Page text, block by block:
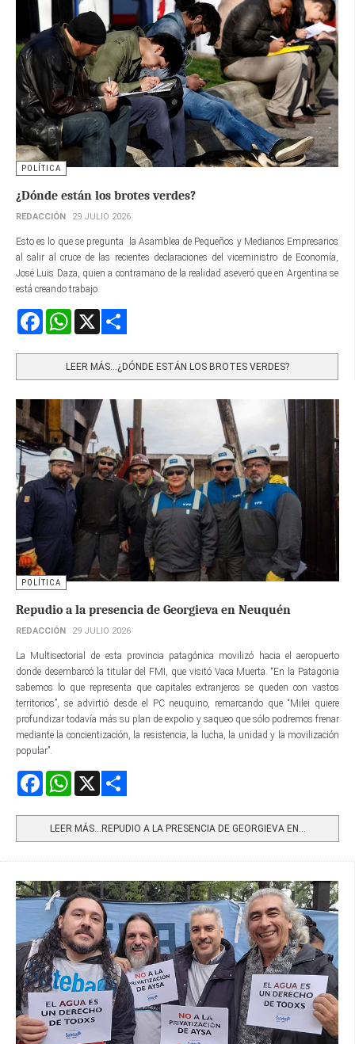
POLÍTICA
¿Dónde están los brotes verdes?
REDACCIÓN 29 JULIO 2026
Esto es lo que se pregunta la Asamblea de Pequeños y Medianos Empresarios
al salir al cruce de las recientes declaraciones del viceministro de Economía,
José Luis Daza, quien a contramano de la realidad aseveró que en Argentina se
está creando trabajo.
FacebookWhatsApp
LEER MÁS…¿DÓNDE ESTÁN LOS BROTES VERDES?
POLÍTICA
Repudio a la presencia de Georgieva en Neuquén
REDACCIÓN 29 JULIO 2026
La Multisectorial de esta provincia patagónica movilizó hacia el aeropuerto
donde desembarcó la titular del FMI, que visitó Vaca Muerta. “En la Patagonia
sabemos lo que representa que capitales extranjeros se queden con vastos
territorios”, se advirtió desde el PC neuquino, remarcando que “Milei quiere
profundizar todavía más su plan de expolio y saqueo que sólo podremos frenar
mediante la concientización, la resistencia, la lucha, la unidad y la movilización
popular”.
FacebookWhatsApp
LEER MÁS…REPUDIO A LA PRESENCIA DE GEORGIEVA EN...